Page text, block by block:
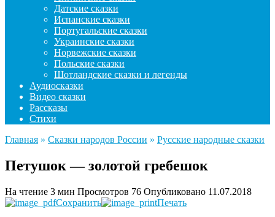
Датские сказки
Испанские сказки
Португальские сказки
Украинские сказки
Норвежские сказки
Польские сказки
Шотландские сказки и легенды
Аудиосказки
Видео сказки
Рассказы
Стихи
Главная » Сказки народов России » Русские народные сказки
Петушок — золотой гребешок
На чтение 3 мин Просмотров 76 Опубликовано 11.07.2018
Сохранить
Печать